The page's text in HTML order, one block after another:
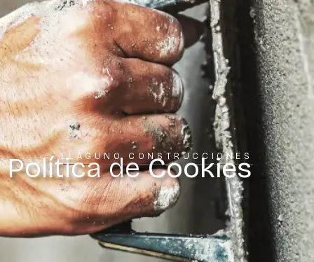
LLAGUNO CONSTRUCCIONES
Política deCookies